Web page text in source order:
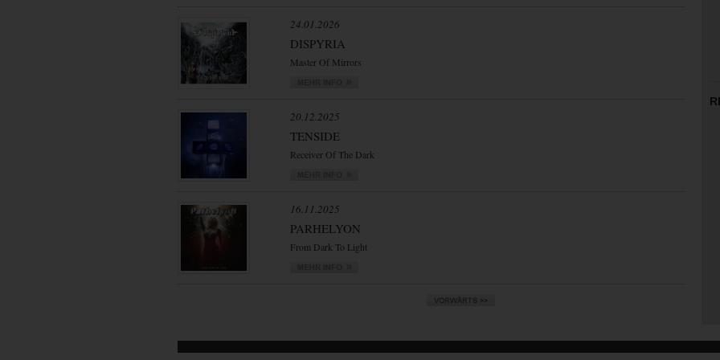
24.01.2026
DISPYRIA
Master Of Mirrors
20.12.2025
TENSIDE
Receiver Of The Dark
16.11.2025
PARHELYON
From Dark To Light